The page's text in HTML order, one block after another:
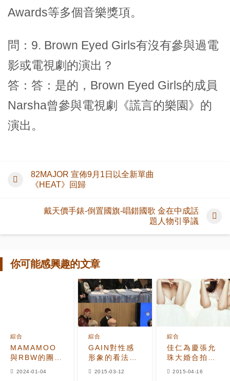
Awards等多個音樂獎項。
問：9. Brown Eyed Girls有沒有參與過電
影或電視劇的演出？
答：答：是的，Brown Eyed Girls的成員
Narsha曾參與電視劇《謊言的樂園》的
演出。
82MAJOR 宣佈9月1日以全新單曲
《HEAT》回歸
戴天價手錶-倒置國旗-唱錯國歌 金在中成話
題人物引爭議
你可能感興趣的文章
MAMAMOO
與RBW的團體
綜合
2024-01-04
GAIN對性感
形象的看法：
綜合
2015-03-12
佳仁為慶張允
珠大婚合拍婚
綜合
2015-04-16